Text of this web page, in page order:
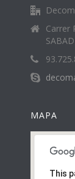
Carrer
MAPA
This